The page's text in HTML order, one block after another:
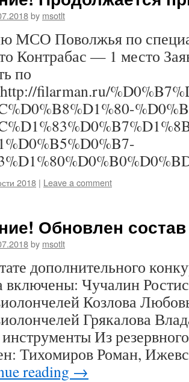
by msotlt
МСО Поволжья по
Контрабас — 1 место
по
filarman.ru/
2018 | Leave a comment
Обновлен
by msotlt
дополнительного
включены: Чучалин
Козлова
Грякалова
Из
Тихомиров Роман,
reading →